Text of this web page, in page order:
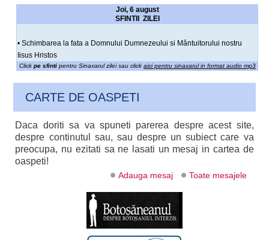
Joi, 6 august
SFINTII ZILEI
• Schimbarea la fata a Domnului Dumnezeului si Mântuitorului nostru
Iisus Hristos
Click pe sfintipentru Sinaxarul zilei sau click aici pentru sinaxarul in format audio mp3
CARTE DE OASPETI
Daca doriti sa va spuneti parerea despre acest site,
despre continutul sau, sau despre un subiect care va
preocupa, nu ezitati sa ne lasati un mesaj in cartea de
oaspeti!
Adauga mesaj Toate mesajele